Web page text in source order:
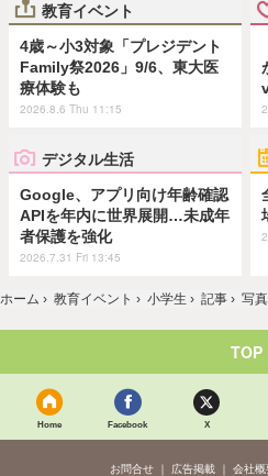
教育イベント
4歳～小3対象「プレジデント
Family祭2026」9/6、東大医
療体験も
2026.8.6 Thu 11:15
デジタル生活
Google、アプリ向け年齢確認
APIを年内に世界展開…未成年
者保護を強化
2026.7.31 Fri 13:45
ホーム › 教育イベント › 小学生 › 記事 › 写
TOP
Home Facebook X
お問合せ 広告掲載 会社概